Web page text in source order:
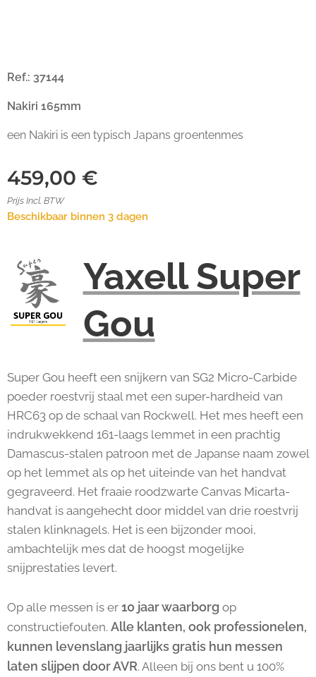
Ref.: 37144
Nakiri 165mm
een Nakiri is een typisch Japans groentenmes
459,00 €
Prijs Incl. BTW
Beschikbaar binnen 3 dagen
Yaxell Super
Gou
Super Gou heeft een snijkern van SG2 Micro-Carbide
poeder roestvrij staal met een super-hardheid van
HRC63 op de schaal van Rockwell. Het mes heeft een
indrukwekkend 161-laags lemmet in een prachtig
Damascus-stalen patroon met de Japanse naam zowel
op het lemmet als op het uiteinde van het handvat
gegraveerd. Het fraaie roodzwarte Canvas Micarta-
handvat is aangehecht door middel van drie roestvrij
stalen klinknagels. Het is een bijzonder mooi,
ambachtelijk mes dat de hoogst mogelijke
snijprestaties levert.
Op alle messen is er 10 jaar waarborg op
constructiefouten. Alle klanten, ook professionelen,
kunnen levenslang jaarlijks gratis hun messen
laten slijpen door AVR. Alleen bij ons bent u 100%